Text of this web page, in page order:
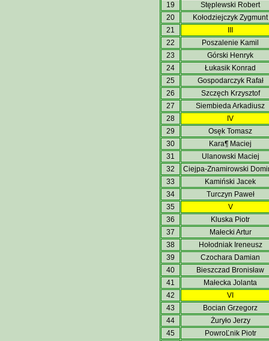
19
Stęplewski Robert
20
Kołodziejczyk Zygmunt
21
22
Poszalenie Kamil
23
Górski Henryk
24
Łukasik Konrad
25
Gospodarczyk Rafał
26
Szczęch Krzysztof
27
Siembieda Arkadiusz
28
IV
29
Osęk Tomasz
30
Kara¶ Maciej
31
Ulanowski Maciej
32
Ciejpa-Znamirowski
33
Kamiński Jacek
34
Turczyn Paweł
35
V
36
Kluska Piotr
37
Małecki Artur
38
Hołodniak Ireneusz
39
Czochara Damian
40
Bieszczad Bronisław
41
Małecka Jolanta
42
VI
43
Bocian Grzegorz
44
Żuryło Jerzy
45
PowroĽnik Piotr